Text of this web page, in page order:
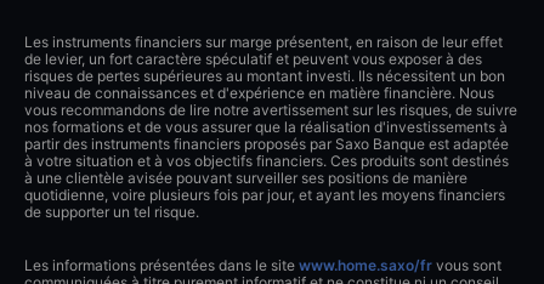
Les instruments financiers sur marge présentent, en raison de leur effet
de levier, un fort caractère spéculatif et peuvent vous exposer à des
risques de pertes supérieures au montant investi. Ils nécessitent un bon
niveau de connaissances et d'expérience en matière financière. Nous
vous recommandons de lire notre avertissement sur les risques, de suivre
nos formations et de vous assurer que la réalisation d'investissements à
partir des instruments financiers proposés par Saxo Banque est adaptée
à votre situation et à vos objectifs financiers. Ces produits sont destinés
à une clientèle avisée pouvant surveiller ses positions de manière
quotidienne, voire plusieurs fois par jour, et ayant les moyens financiers
de supporter un tel risque.
Les informations présentées dans le site www.home.saxo/fr vous sont